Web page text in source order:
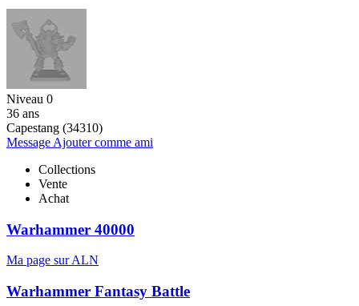
Niveau 0
36 ans
Capestang (34310)
Message Ajouter comme ami
Collections
Vente
Achat
Warhammer 40000
Ma page sur ALN
Warhammer Fantasy Battle